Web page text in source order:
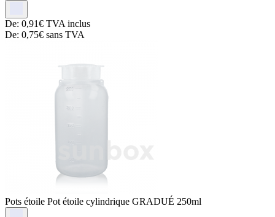
De: 0,91€ TVA inclus
De: 0,75€ sans TVA
Pots étoile Pot étoile cylindrique GRADUÉ 250ml